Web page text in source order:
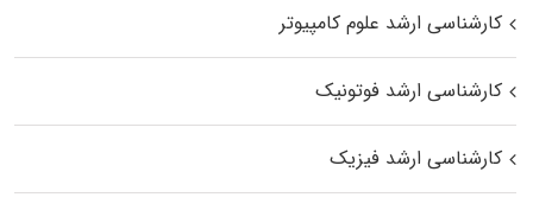
کارشناسی ارشد علوم کامپیوتر
کارشناسی ارشد فوتونیک
کارشناسی ارشد فیزیک